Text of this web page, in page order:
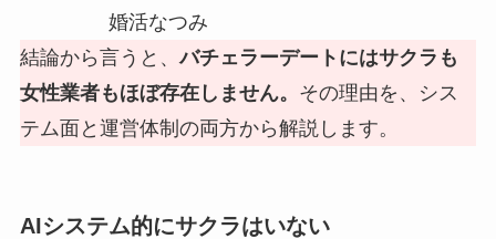
婚活なつみ
結論から言うと、バチェラーデートにはサクラも
女性業者もほぼ存在しません。 その理由を、シス
テム面と運営体制の両方から解説します。
AIシステム的にサクラはいない